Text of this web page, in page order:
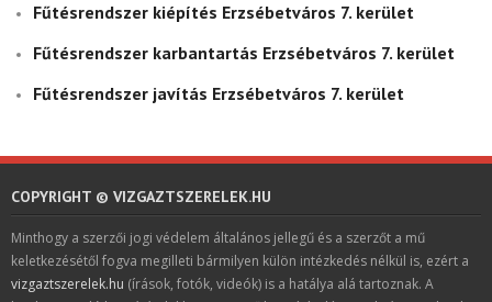
Fűtésrendszer kiépítés Erzsébetváros 7. kerület
Fűtésrendszer karbantartás Erzsébetváros 7. kerület
Fűtésrendszer javítás Erzsébetváros 7. kerület
COPYRIGHT © VIZGAZTSZERELEK.HU
Minthogy a szerzői jogi védelem általános jellegű és a szerzőt a mű
keletkezésétől fogva megilleti bármilyen külön intézkedés nélkül is, ezért a
vizgaztszerelek.hu (írások, fotók, videók) is a hatálya alá tartoznak. A